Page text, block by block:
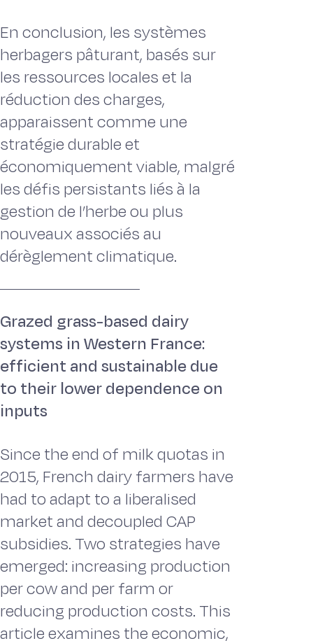
En conclusion, les systèmes
herbagers pâturant, basés sur
les ressources locales et la
réduction des charges,
apparaissent comme une
stratégie durable et
économiquement viable, malgré
les défis persistants liés à la
gestion de l’herbe ou plus
nouveaux associés au
dérèglement climatique.
Grazed grass-based dairy
systems in Western France:
efficient and sustainable due
to their lower dependence on
inputs
Since the end of milk quotas in
2015, French dairy farmers have
had to adapt to a liberalised
market and decoupled CAP
subsidies. Two strategies have
emerged: increasing production
per cow and per farm or
reducing production costs. This
article examines the economic,